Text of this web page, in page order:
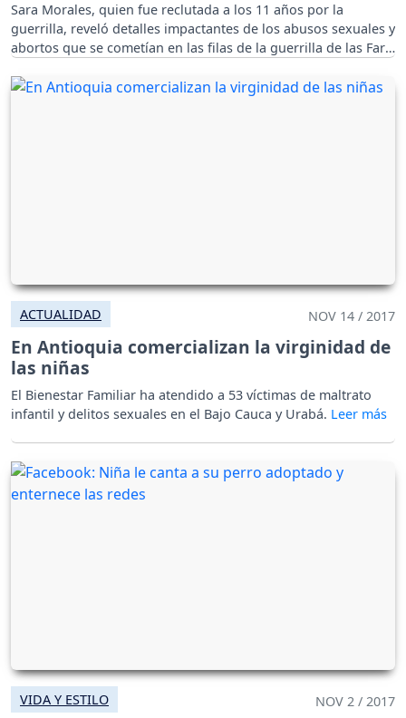
Sara Morales, quien fue reclutada a los 11 años por la
guerrilla, reveló detalles impactantes de los abusos sexuales y
abortos que se cometían en las filas de la guerrilla de las Farc
ACTUALIDAD NOV 14 / 2017
En Antioquia comercializan la virginidad de
las niñas
El Bienestar Familiar ha atendido a 53 víctimas de maltrato
infantil y delitos sexuales en el Bajo Cauca y Urabá.
VIDA Y ESTILO NOV 2 / 2017